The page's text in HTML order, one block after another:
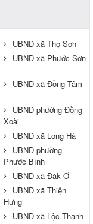
UBND xã Thọ Sơn
UBND xã Phước Sơn
UBND xã Đồng Tâm
UBND phường Đồng
Xoài
UBND xã Long Hà
UBND phường
Phước Bình
UBND xã Đăk Ơ
UBND xã Thiện
Hưng
UBND xã Lộc Thạnh